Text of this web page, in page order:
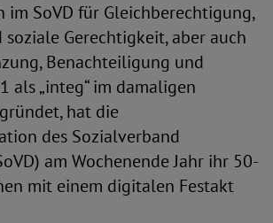
im SoVD für Gleichberechtigung,
Gerechtigkeit, aber auch
Benachteiligung und
als „integ“ im damaligen
hat die
des Sozialverband
am Wochenende Jahr ihr 50-
mit einem digitalen Festakt